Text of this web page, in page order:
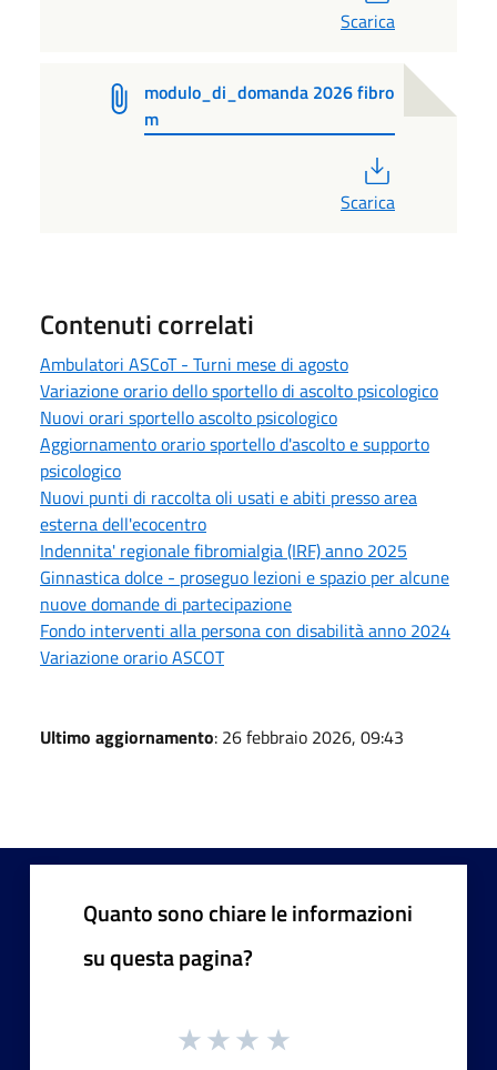
Scarica
modulo_di_domanda 2026 fibro
m
Scarica
Contenuti correlati
Ambulatori ASCoT - Turni mese di agosto
Variazione orario dello sportello di ascolto psicologico
Nuovi orari sportello ascolto psicologico
Aggiornamento orario sportello d'ascolto e supporto
psicologico
Nuovi punti di raccolta oli usati e abiti presso area
esterna dell'ecocentro
Indennita' regionale fibromialgia (IRF) anno 2025
Ginnastica dolce - proseguo lezioni e spazio per alcune
nuove domande di partecipazione
Fondo interventi alla persona con disabilità anno 2024
Variazione orario ASCOT
Ultimo aggiornamento: 26 febbraio 2026, 09:43
Quanto sono chiare le informazioni
su questa pagina?